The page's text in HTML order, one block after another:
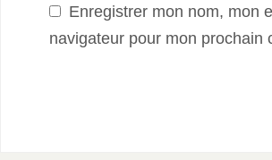
Enregistrer mon nom, mon
navigateur pour mon prochain